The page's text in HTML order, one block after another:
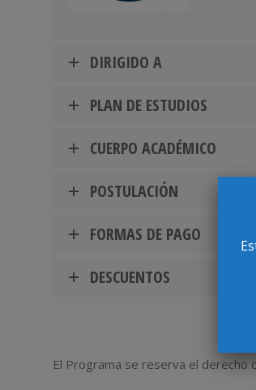
DIRIGIDO A
PLAN DE ESTUDIOS
CUERPO ACADÉMICO
POSTULACIÓN
FORMAS DE PAGO
DESCUENTOS
El Programa se reserva el derecho